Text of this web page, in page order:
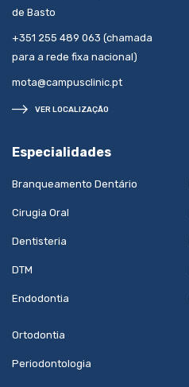
de Basto
+351 255 489 063 (chamada
para a rede fixa nacional)
mota@campusclinic.pt
VER LOCALIZAÇÃO
Especialidades
Branqueamento Dentário
Cirugia Oral
Dentisteria
DTM
Endodontia
Ortodontia
Periodontologia